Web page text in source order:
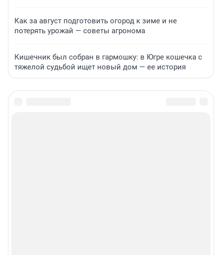
Как за август подготовить огород к зиме и не
потерять урожай — советы агронома
Кишечник был собран в гармошку: в Югре кошечка с
тяжелой судьбой ищет новый дом — ее история